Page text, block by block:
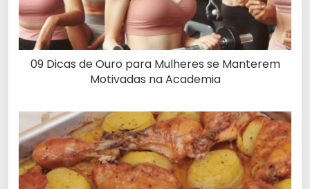
09 Dicas de Ouro para Mulheres se Manterem
Motivadas na Academia